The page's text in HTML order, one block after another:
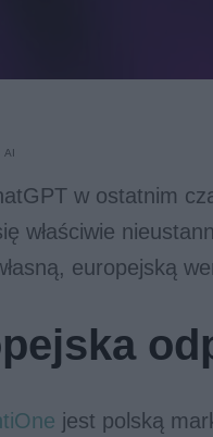
AI
w ostatnim
właściwie
europejską
jest polską